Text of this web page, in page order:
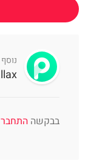
בבקשה התחבר